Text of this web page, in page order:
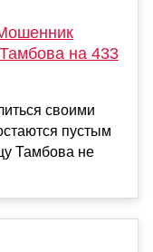
на 433
своими
пустым
Тамбова не